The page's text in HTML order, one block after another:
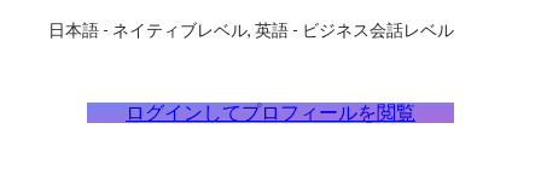
日本語 - ネイティブレベル 英語 - ビジネス会話レベル
ログインしてプロフィールを閲覧